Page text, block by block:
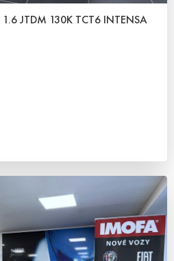
1.6 JTDM 130K TCT6 INTENSA